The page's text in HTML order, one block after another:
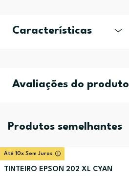
Características
Avaliações do produto
Produtos semelhantes
Até 10x Sem Juros
TINTEIRO EPSON 202 XL CYAN